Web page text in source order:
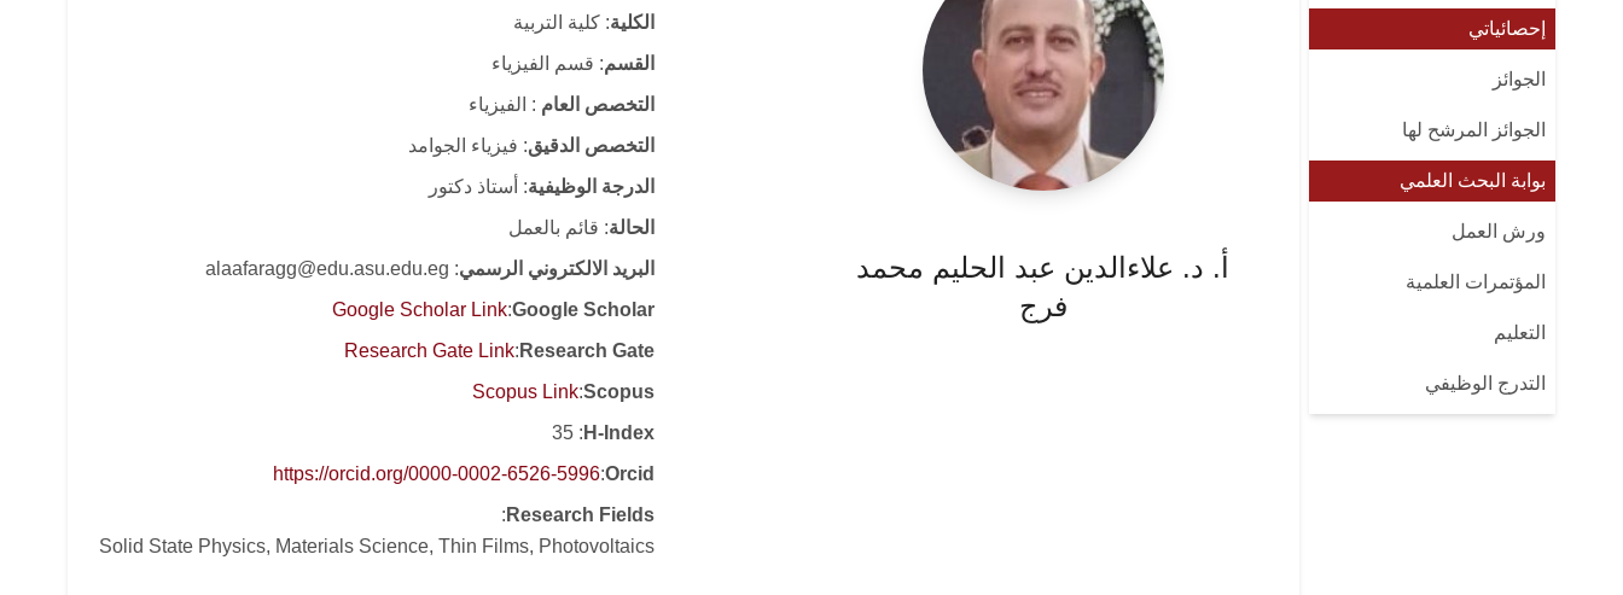
إحصائياتي
الجوائز
الجوائز المرشح لها
بوابة البحث العلمي
ورش العمل
المؤتمرات العلمية
التعليم
التدرج الوظيفي
أ. د. علاءالدين عبد الحليم محمد
فرج
الكلية: كلية التربية
القسم: قسم الفيزياء
التخصص العام : الفيزياء
التخصص الدقيق: فيزياء الجوامد
الدرجة الوظيفية: أستاذ دكتور
الحالة: قائم بالعمل
البريد الالكتروني الرسمي: alaafaragg@edu.asu.edu.eg
Google Scholar
:
Google Scholar Link
Research Gate
:
Research Gate Link
Scopus
:
Scopus Link
H-Index
: 35
Orcid
:
https://orcid.org/0000-0002-6526-5996
Research Fields
:
Solid State Physics, Materials Science, Thin Films, Photovoltaics